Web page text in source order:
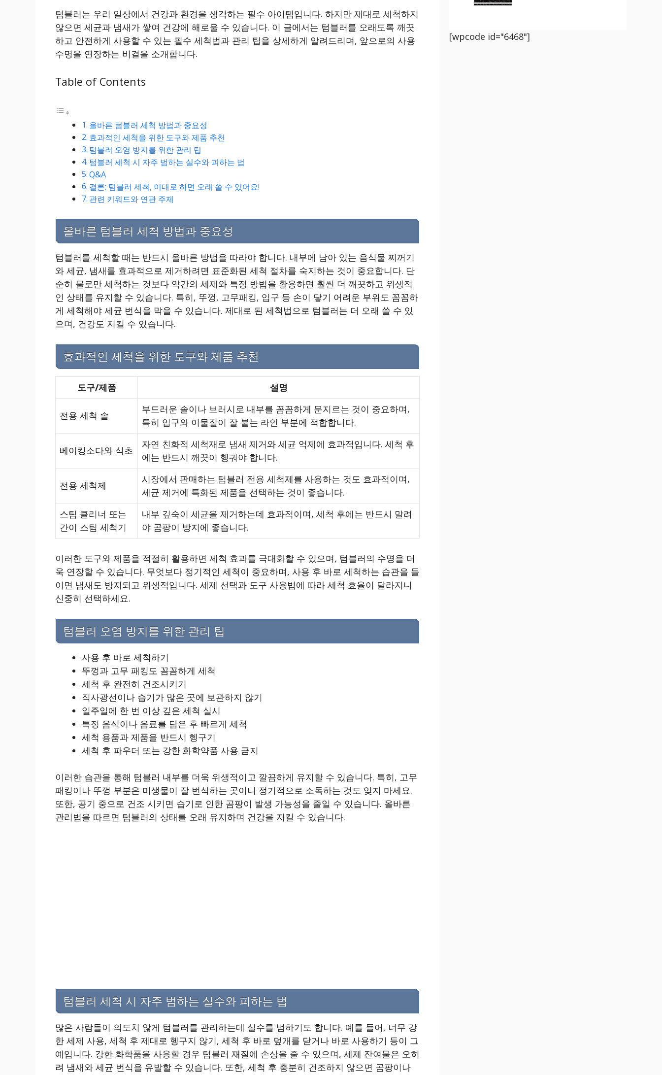
텀블러는 우리 일상에서 건강과 환경을 생각하는 필수 아이템입니다. 하지만 제대로 세척하지
않으면 세균과 냄새가 쌓여 건강에 해로울 수 있습니다. 이 글에서는 텀블러를 오래도록 깨끗
하고 안전하게 사용할 수 있는 필수 세척법과 관리 팁을 상세하게 알려드리며, 앞으로의 사용
수명을 연장하는 비결을 소개합니다.
Table of Contents
올바른 텀블러 세척 방법과 중요성
효과적인 세척을 위한 도구와 제품 추천
텀블러 오염 방지를 위한 관리 팁
텀블러 세척 시 자주 범하는 실수와 피하는 법
Q&A
결론: 텀블러 세척, 이대로 하면 오래 쓸 수 있어요!
관련 키워드와 연관 주제
올바른 텀블러 세척 방법과 중요성
텀블러를 세척할 때는 반드시 올바른 방법을 따라야 합니다. 내부에 남아 있는 음식물 찌꺼기
와 세균, 냄새를 효과적으로 제거하려면 표준화된 세척 절차를 숙지하는 것이 중요합니다. 단
순히 물로만 세척하는 것보다 약간의 세제와 특정 방법을 활용하면 훨씬 더 깨끗하고 위생적
인 상태를 유지할 수 있습니다. 특히, 뚜껑, 고무패킹, 입구 등 손이 닿기 어려운 부위도 꼼꼼하
게 세척해야 세균 번식을 막을 수 있습니다. 제대로 된 세척법으로 텀블러는 더 오래 쓸 수 있
으며, 건강도 지킬 수 있습니다.
효과적인 세척을 위한 도구와 제품 추천
도구/제품 설명
전용 세척 솔
부드러운 솔이나 브러시로 내부를 꼼꼼하게 문지르는 것이 중요하며,
특히 입구와 이물질이 잘 붙는 라인 부분에 적합합니다.
베이킹소다와 식초
자연 친화적 세척재로 냄새 제거와 세균 억제에 효과적입니다. 세척 후
에는 반드시 깨끗이 헹궈야 합니다.
전용 세척제
시장에서 판매하는 텀블러 전용 세척제를 사용하는 것도 효과적이며,
세균 제거에 특화된 제품을 선택하는 것이 좋습니다.
스팀 클리너 또는
간이 스팀 세척기
내부 깊숙이 세균을 제거하는데 효과적이며, 세척 후에는 반드시 말려
야 곰팡이 방지에 좋습니다.
이러한 도구와 제품을 적절히 활용하면 세척 효과를 극대화할 수 있으며, 텀블러의 수명을 더
욱 연장할 수 있습니다. 무엇보다 정기적인 세척이 중요하며, 사용 후 바로 세척하는 습관을 들
이면 냄새도 방지되고 위생적입니다. 세제 선택과 도구 사용법에 따라 세척 효율이 달라지니
신중히 선택하세요.
텀블러 오염 방지를 위한 관리 팁
사용 후 바로 세척하기
뚜껑과 고무 패킹도 꼼꼼하게 세척
세척 후 완전히 건조시키기
직사광선이나 습기가 많은 곳에 보관하지 않기
일주일에 한 번 이상 깊은 세척 실시
특정 음식이나 음료를 담은 후 빠르게 세척
세척 용품과 제품을 반드시 헹구기
세척 후 파우더 또는 강한 화학약품 사용 금지
이러한 습관을 통해 텀블러 내부를 더욱 위생적이고 깔끔하게 유지할 수 있습니다. 특히, 고무
패킹이나 뚜껑 부분은 미생물이 잘 번식하는 곳이니 정기적으로 소독하는 것도 잊지 마세요.
또한, 공기 중으로 건조 시키면 습기로 인한 곰팡이 발생 가능성을 줄일 수 있습니다. 올바른
관리법을 따르면 텀블러의 상태를 오래 유지하며 건강을 지킬 수 있습니다.
텀블러 세척 시 자주 범하는 실수와 피하는 법
많은 사람들이 의도치 않게 텀블러를 관리하는데 실수를 범하기도 합니다. 예를 들어, 너무 강
한 세제 사용, 세척 후 제대로 헹구지 않기, 세척 후 바로 덮개를 닫거나 바로 사용하기 등이 그
예입니다. 강한 화학품을 사용할 경우 텀블러 재질에 손상을 줄 수 있으며, 세제 잔여물은 오히
려 냄새와 세균 번식을 유발할 수 있습니다. 또한, 세척 후 충분히 건조하지 않으면 곰팡이나
[wpcode id="6468"]